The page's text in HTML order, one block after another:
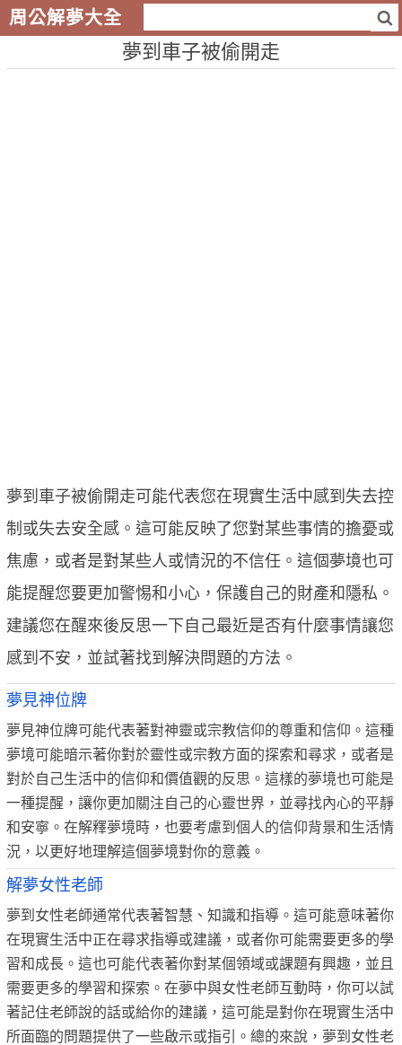
周公解夢大全
夢到車子被偷開走
夢到車子被偷開走可能代表您在現實生活中感到失去控
制或失去安全感。這可能反映了您對某些事情的擔憂或
焦慮，或者是對某些人或情況的不信任。這個夢境也可
能提醒您要更加警惕和小心，保護自己的財產和隱私。
建議您在醒來後反思一下自己最近是否有什麼事情讓您
感到不安，並試著找到解決問題的方法。
夢見神位牌
夢見神位牌可能代表著對神靈或宗教信仰的尊重和信仰。這種
夢境可能暗示著你對於靈性或宗教方面的探索和尋求，或者是
對於自己生活中的信仰和價值觀的反思。這樣的夢境也可能是
一種提醒，讓你更加關注自己的心靈世界，並尋找內心的平靜
和安寧。在解釋夢境時，也要考慮到個人的信仰背景和生活情
況，以更好地理解這個夢境對你的意義。
解夢女性老師
夢到女性老師通常代表著智慧、知識和指導。這可能意味著你
在現實生活中正在尋求指導或建議，或者你可能需要更多的學
習和成長。這也可能代表著你對某個領域或課題有興趣，並且
需要更多的學習和探索。在夢中與女性老師互動時，你可以試
著記住老師說的話或給你的建議，這可能是對你在現實生活中
所面臨的問題提供了一些啟示或指引。總的來說，夢到女性老